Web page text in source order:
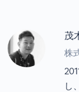
茂
株
し